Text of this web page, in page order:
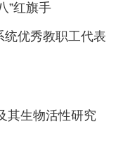
”红旗手
统优秀教职工代表
其生物活性研究